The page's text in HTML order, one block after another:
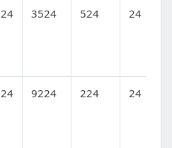
3524 524 24
9224 224 24